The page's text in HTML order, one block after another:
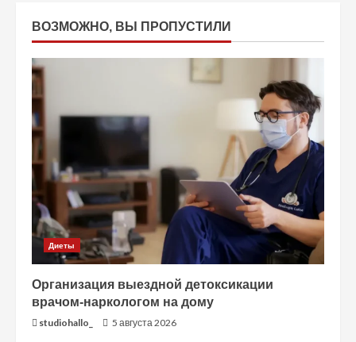
ВОЗМОЖНО, ВЫ ПРОПУСТИЛИ
Диеты
Организация выездной детоксикации
врачом-наркологом на дому
studiohallo_ 5 августа 2026